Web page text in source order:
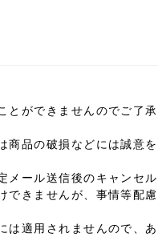
とができませんのでご了承
商品の破損などには誠意を
メール送信後のキャンセル
できませんが、事情等配慮
は適用されませんので、あ